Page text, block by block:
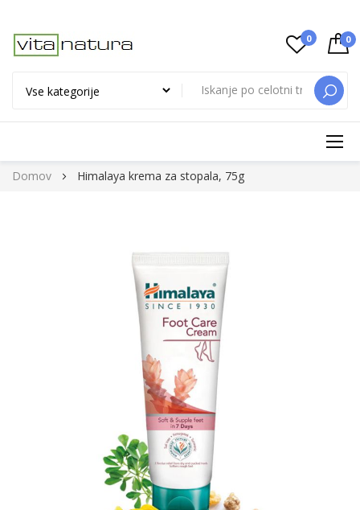
0 0
Preskoči
Domov Himalaya krema za stopala, 75g